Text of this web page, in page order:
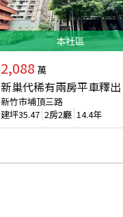
本社區
2,088 萬
新巢代稀有兩房平車釋出
新竹市埔頂三路
建坪35.47 2房2廳 14.4年